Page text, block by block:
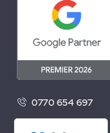
0770 654 697